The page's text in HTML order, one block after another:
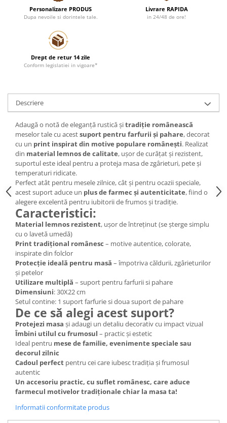
Personalizare PRODUS
Dupa nevoile si dorintele tale.
Livrare RAPIDA
in 24/48 de ore!
Drept de retur 14 zile
Conform legislatiei in vigoare*
Descriere
Adaugă o notă de eleganță rustică șitradiție românească
meselor tale cu acestsuport pentru farfurii și pahare, decorat
cu un print inspirat din motive populare românești. Realizat
din material lemnos de calitate, ușor de curățat și rezistent,
suportul este ideal pentru a proteja masa de zgârieturi, pete și
temperaturi ridicate.
Perfect atât pentru mesele zilnice, cât și pentru ocazii speciale,
acest suport aduce un plus de farmec și autenticitate, fiind o
alegere excelentă pentru iubitorii de frumos și tradiție.
Caracteristici:
Material lemnos rezistent, ușor de întreținut (se șterge simplu
cu o lavetă umedă)
Print tradițional românesc – motive autentice, colorate,
inspirate din folclor
Protecție ideală pentru masă – împotriva căldurii, zgârieturilor
și petelor
Utilizare multiplă – suport pentru farfurii si pahare
Dimensiuni: 30X22 cm
Setul contine: 1 suport farfurie si doua suport de pahare
De ce să alegi acest suport?
Protejezi masa și adaugi un detaliu decorativ cu impact vizual
Îmbini utilul cu frumosul – practic și estetic
Ideal pentru mese de familie, evenimente speciale sau
decorul zilnic
Cadoul perfect pentru cei care iubesc tradiția și frumosul
autentic
Un accesoriu practic, cu suflet românesc, care aduce
farmecul motivelor tradiționale chiar la masa ta!
Informatii conformitate produs